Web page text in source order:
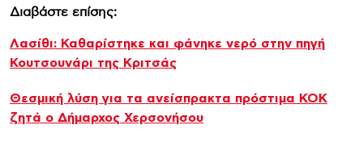
Διαβάστε επίσης:
Λασίθι: Καθαρίστηκε και φάνηκε νερό στην πηγή
Κουτσουνάρι της Κριτσάς
Θεσμική λύση για τα ανείσπρακτα πρόστιμα ΚΟΚ
ζητά ο Δήμαρχος Χερσονήσου